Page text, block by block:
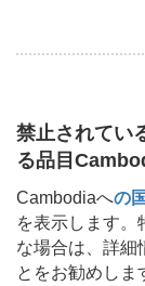
禁止されてい
る品目
Cambodiaへの
を表示します。
な場合は、詳細
とをお勧めしま